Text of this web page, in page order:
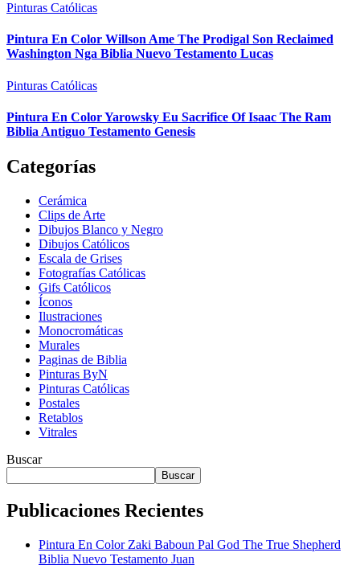
Pinturas Católicas
Pintura En Color Willson Ame The Prodigal Son Reclaimed
Washington Nga Biblia Nuevo Testamento Lucas
Pinturas Católicas
Pintura En Color Yarowsky Eu Sacrifice Of Isaac The Ram
Biblia Antiguo Testamento Genesis
Categorías
Cerámica
Clips de Arte
Dibujos Blanco y Negro
Dibujos Católicos
Escala de Grises
Fotografías Católicas
Gifs Católicos
Íconos
Ilustraciones
Monocromáticas
Murales
Paginas de Biblia
Pinturas ByN
Pinturas Católicas
Postales
Retablos
Vitrales
Buscar
Buscar
Publicaciones Recientes
Pintura En Color Zaki Baboun Pal God The True Shepherd
Biblia Nuevo Testamento Juan